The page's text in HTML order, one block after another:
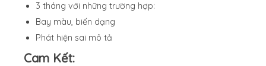
3 tháng với những trường hợp:
Bay màu, biến dạng
Phát hiện sai mô tả
Cam Kết: